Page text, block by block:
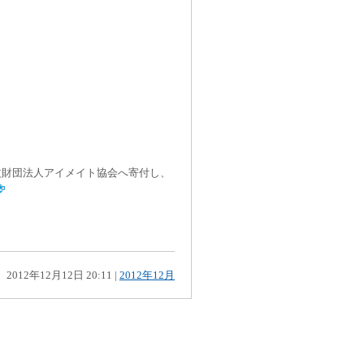
団法人アイメイト協会へ寄付し、
2012年12月12日 20:11 | 2012年12月